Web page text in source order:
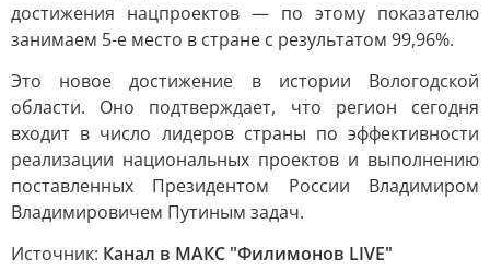
достижения нацпроектов — по этому показателю
занимаем 5-е место в стране с результатом 99,96%.
Это новое достижение в истории Вологодской
области. Оно подтверждает, что регион сегодня
входит в число лидеров страны по эффективности
реализации национальных проектов и выполнению
поставленных Президентом России Владимиром
Владимировичем Путиным задач.
Источник: Канал в МАКС "Филимонов LIVE"